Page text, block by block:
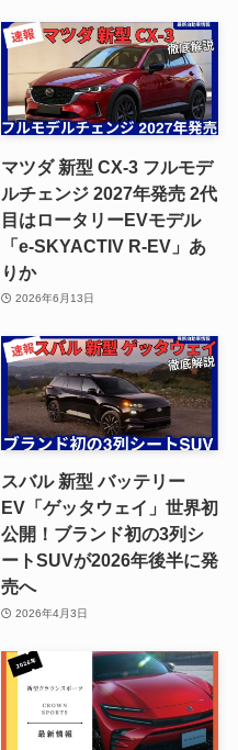
マツダ 新型 CX-3 フルモデ
ルチェンジ 2027年発売 2代
目はロータリーEVモデル
「e-SKYACTIV R-EV」あ
りか
2026年6月13日
スバル 新型 バッテリー
EV「ゲッタウェイ」世界初
公開！ブランド初の3列シ
ートSUVが2026年後半に発
売へ
2026年4月3日